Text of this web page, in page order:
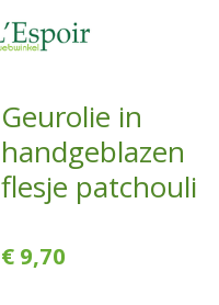
Geurolie in
handgeblazen
flesje patchouli
€ 9,70